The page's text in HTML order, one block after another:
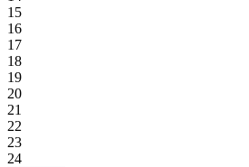
15
16
17
18
19
20
21
22
23
24